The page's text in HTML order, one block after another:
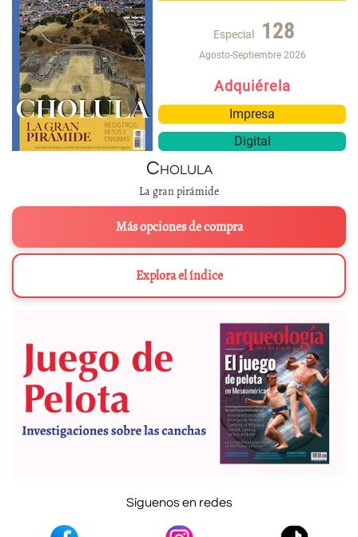
Especial 128
Agosto-Septiembre 2026
Adquiérela
Impresa
Digital
Cholula
La gran pirámide
Más opciones de compra
Explora el índice
Síguenos en redes